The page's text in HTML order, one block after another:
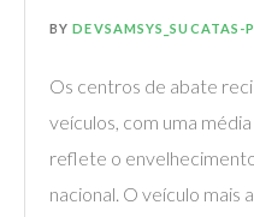
BYDEVSAMSYS_SUCATAS-
Os centros de abate
veículos, com uma
reflete o
nacional. O veículo mais